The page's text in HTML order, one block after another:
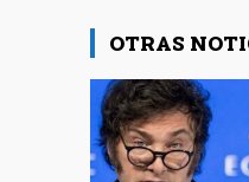
OTRAS